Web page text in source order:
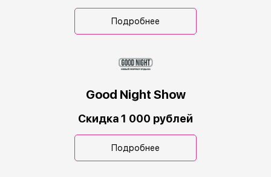
Подробнее
Good Night Show
Скидка 1 000 рублей
Подробнее